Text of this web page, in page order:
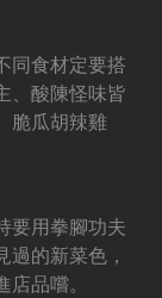
同食材定要搭
、酸陳怪味皆
脆瓜胡辣雞
要用拳腳功夫
的新菜色，
品嚐。